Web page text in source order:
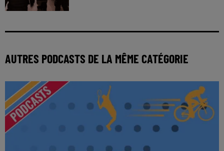
AUTRES PODCASTS DE LA MÊME CATÉGORIE